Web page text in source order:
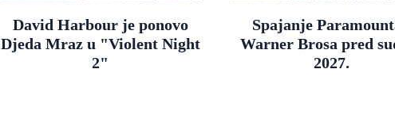
David Harbour je ponovo
Djeda Mraz u "Violent Night
2"
Spajanje
Warner Brosa pred
2027.